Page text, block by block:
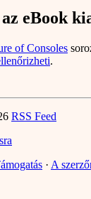
eBook
of Consoles
.
RSS Feed
· A